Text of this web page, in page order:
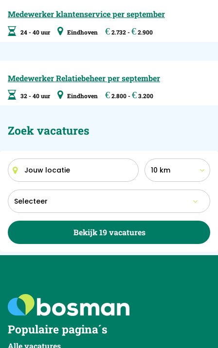
Medewerker klantenservice per september
24 - 40 uur Eindhoven €2.732 - €2.900
Medewerker Relatiebeheer per september
32 - 40 uur Eindhoven €2.800 - €3.200
Zoek vacatures
10 km
Bekijk 19 vacatures
Populaire pagina´s
Alle vacatures